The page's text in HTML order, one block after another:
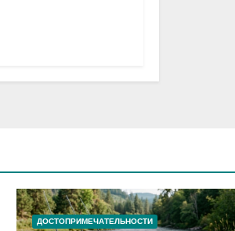
ДОСТОПРИМЕЧАТЕЛЬНОСТИ